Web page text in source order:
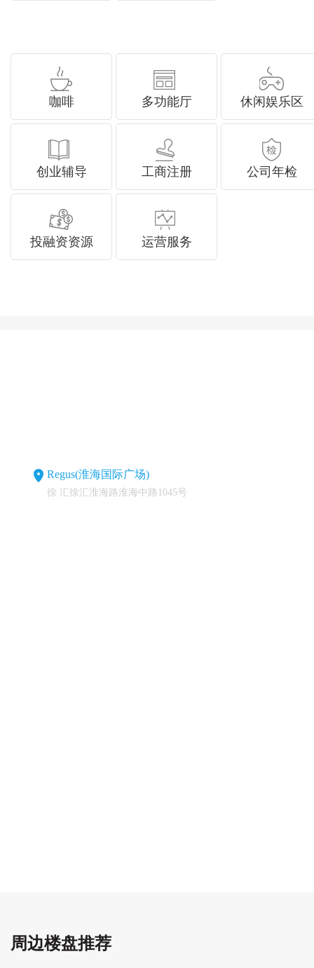
咖啡 多功能厅 休闲娱乐区
创业辅导 工商注册 公司年检
投融资资源 运营服务
Regus(淮海国际广场)
徐 汇徐汇淮海路淮海中路1045号
周边楼盘推荐